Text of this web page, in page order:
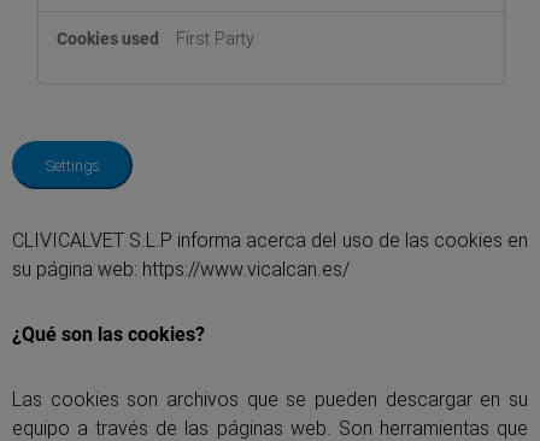
First Party
Settings
CLIVICALVET S.L.P informa acerca del uso de las cookies en
su página web: https://www.vicalcan.es/
¿Qué son las cookies?
Las cookies son archivos que se pueden descargar en su
equipo a través de las páginas web. Son herramientas que